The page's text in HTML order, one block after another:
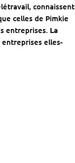
connaissent
celles de Pimkie
entreprises. La
elles-